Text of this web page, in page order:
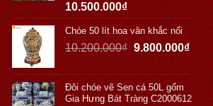
10.500.000₫
Chóe 50 lít hoa văn khắc nổi
10.200.000₫ 9.800.000₫
Đôi chóe vẽ Sen cá 50L gốm
Gia Hưng Bát Tràng C2000612